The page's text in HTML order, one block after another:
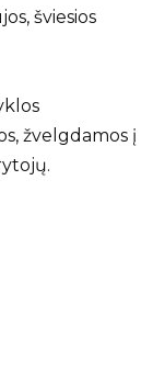
šviesios
žvelgdamos į